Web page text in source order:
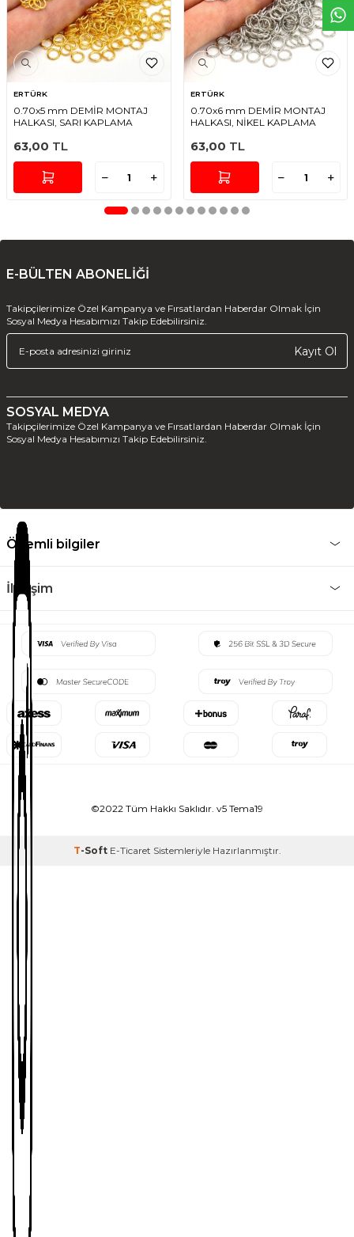
ERTÜRK
0.70x5 mm DEMİR MONTAJ
HALKASI, SARI KAPLAMA
63,00 TL
ERTÜRK
0.70x6 mm DEMİR MONTAJ
HALKASI, NİKEL KAPLAMA
63,00 TL
E-BÜLTEN ABONELİĞİ
Takipçilerimize Özel Kampanya ve Fırsatlardan Haberdar Olmak İçin
Sosyal Medya Hesabımızı Takip Edebilirsiniz.
Kayıt Ol
SOSYAL MEDYA
Takipçilerimize Özel Kampanya ve Fırsatlardan Haberdar Olmak İçin
Sosyal Medya Hesabımızı Takip Edebilirsiniz.
Önemli bilgiler
İletişim
©2022 Tüm Hakkı Saklıdır. v5 Tema19
T-Soft E-Ticaret Sistemleriyle Hazırlanmıştır.